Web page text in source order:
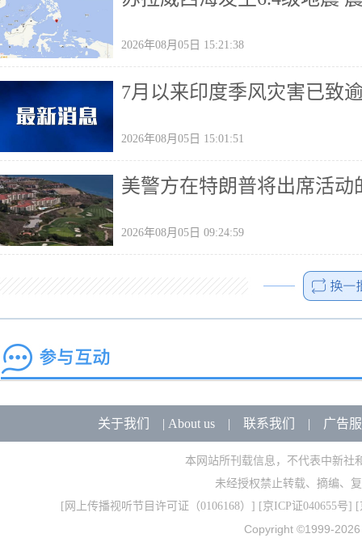
2026年08月05日 15:21:38
7月以来印度季风灾害已致
2026年08月05日 15:01:51
美警方在特朗普将出席活
2026年08月05日 09:24:59
关于我们 | About us| 联系我们 | 广告
本网站所刊载信息，不代表中新社
未经授权禁止转载、摘编、
[ 网上传播视听节目许可证（0106168） ] [京ICP证040655号] [
Copyright ©1999-